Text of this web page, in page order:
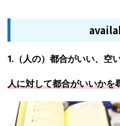
1.（人の）都合がいい、空
人に対して都合がいいかを